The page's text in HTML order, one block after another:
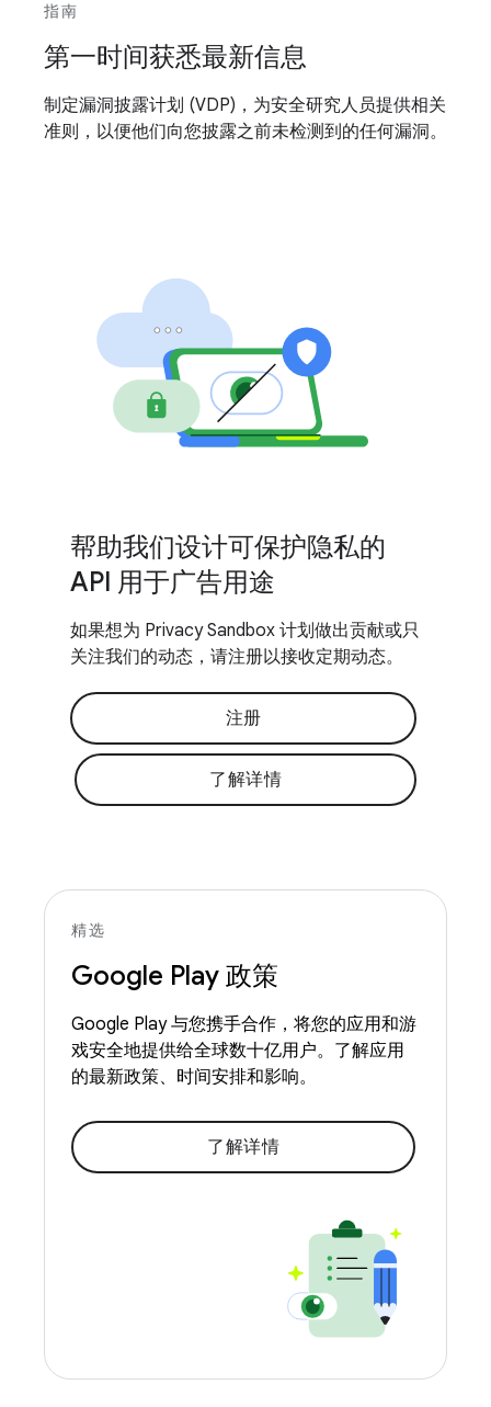
指南
第一时间获悉最新信息
制定漏洞披露计划 (VDP)，为安全研究人员提供相关
准则，以便他们向您披露之前未检测到的任何漏洞。
帮助我们设计可保护隐私的
API 用于广告用途
如果想为 Privacy Sandbox 计划做出贡献或只
关注我们的动态，请注册以接收定期动态。
注册
了解详情
精选
Google Play 政策
Google Play 与您携手合作，将您的应用和游
戏安全地提供给全球数十亿用户。了解应用
的最新政策、时间安排和影响。
了解详情